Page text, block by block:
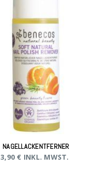
NAGELLACKENTFERNER
3,90 € INKL. MWST.